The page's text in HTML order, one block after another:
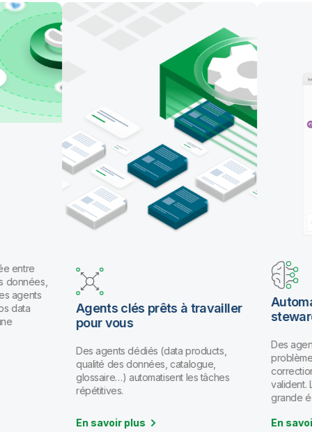
avec des agents de codage comme Claude Code
et GitHub Copilot, ou utilisez l'assistant IA de Qlik
pour travailler en langage naturel.
entre
données,
agents
data
Agents clés prêts à travailler
pour vous
Des agents dédiés (data products,
qualité des données, catalogue,
glossaire…) automatisent les tâches
répétitives.
En savoir plus
Des
valident.
grande
En